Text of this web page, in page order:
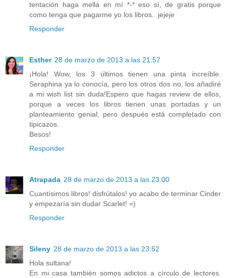
tentación haga mella en mí *-* eso sí, de gratis porque
como tenga que pagarme yo los libros.. jejeje
Responder
Esther 28 de marzo de 2013 a las 21:57
¡Hola! Wow, los 3 últimos tienen una pinta increíble.
Seraphina ya lo conocía, pero los otros dos no, los añadiré
a mi wish list sin duda!Espero que hagas review de ellos,
porque a veces los libros tienen unas portadas y un
planteamiento genial, pero después está completado con
tipicazos.
Besos!
Responder
Atrapada 28 de marzo de 2013 a las 23:00
Cuantísimos libros! disfrútalos! yo acabo de terminar Cinder
y empezaría sin dudar Scarlet! =)
Responder
Sileny 28 de marzo de 2013 a las 23:52
Hola sultana!
En mi casa también somos adictos a círculo de lectores.